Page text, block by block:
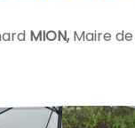
MION,Maire